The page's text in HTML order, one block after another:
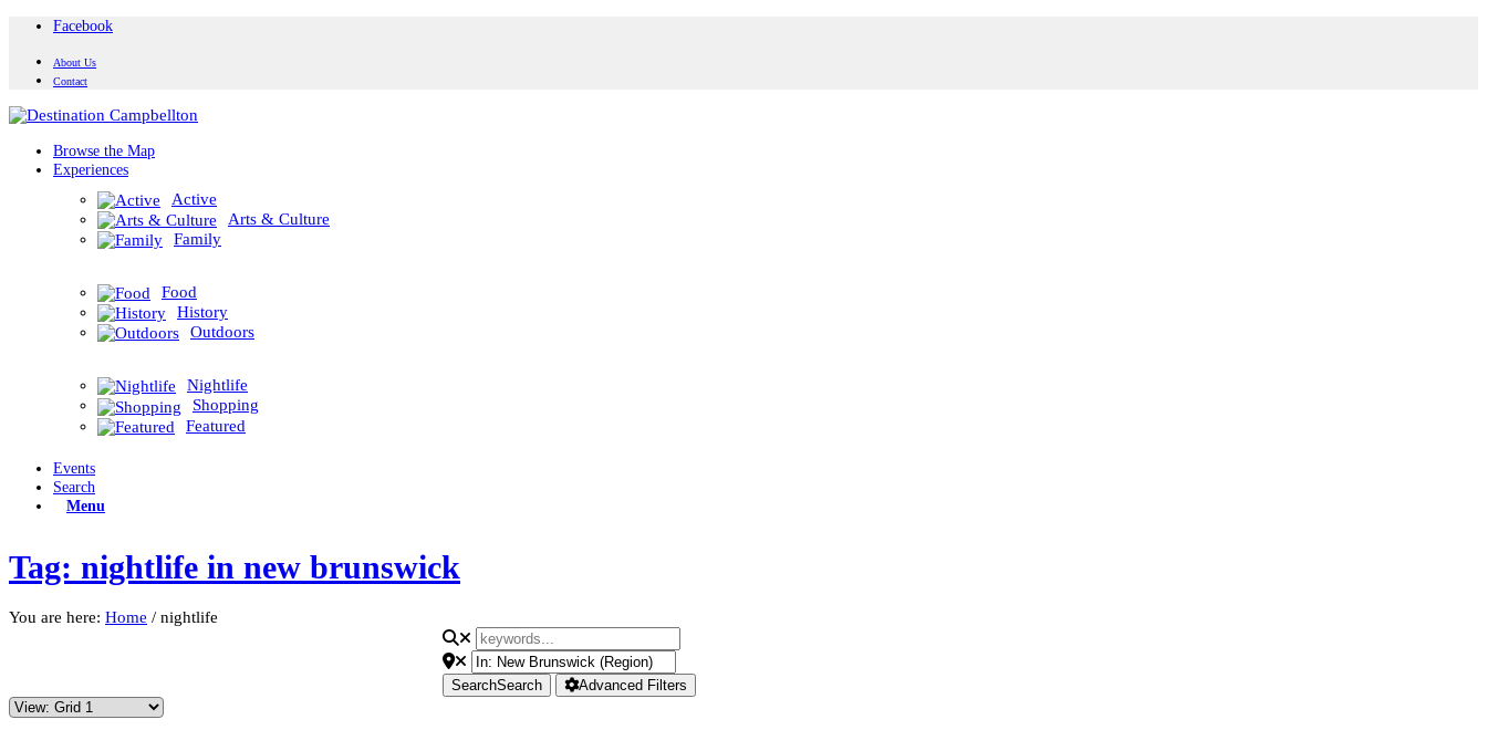
Facebook
About Us
Contact
Browse the Map
Experiences
Active
Arts & Culture
Family
Food
History
Outdoors
Nightlife
Shopping
Featured
Events
Search
Menu
Tag: nightlife in new brunswick
You are here: Home / nightlife
SearchSearch Advanced Filters